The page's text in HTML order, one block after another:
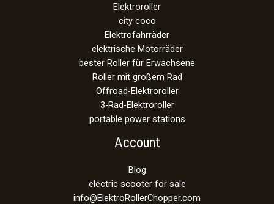
Elektroroller
city coco
Elektrofahrräder
elektrische Motorräder
bester Roller für Erwachsene
Roller mit großem Rad
Offroad-Elektroroller
3-Rad-Elektroroller
portable power stations
Account
Blog
electric scooter for sale
info@ElektroRollerChopper.com